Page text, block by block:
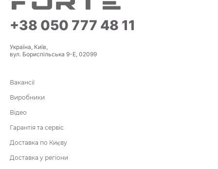
+38 050 777 48 11
Україна, Київ,
вул. Бориспільська 9-Е, 02099
Вакансії
Виробники
Відео
Гарантія та сервіс
Доставка по Києву
Доставка у регіони